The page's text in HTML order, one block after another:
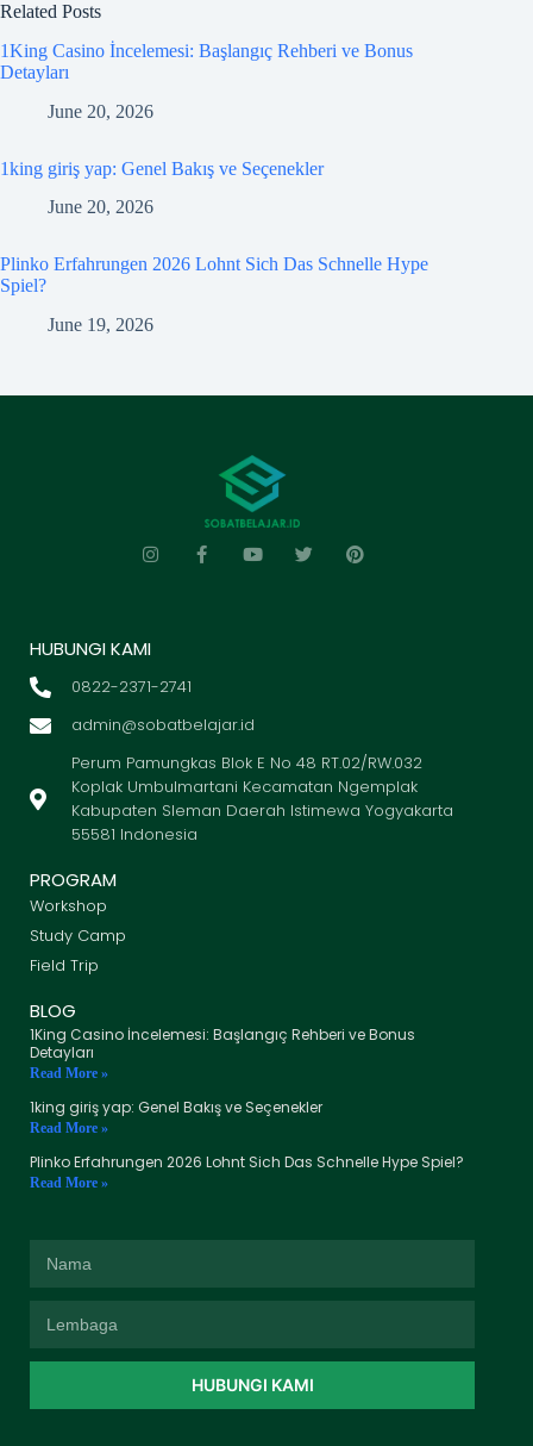
Related Posts
1King Casino İncelemesi: Başlangıç Rehberi ve Bonus
Detayları
June 20, 2026
1king giriş yap: Genel Bakış ve Seçenekler
June 20, 2026
Plinko Erfahrungen 2026 Lohnt Sich Das Schnelle Hype
Spiel?
June 19, 2026
HUBUNGI KAMI
0822-2371-2741
admin@sobatbelajar.id
Perum Pamungkas Blok E No 48 RT.02/RW.032
Koplak Umbulmartani Kecamatan Ngemplak
Kabupaten Sleman Daerah Istimewa Yogyakarta
55581 Indonesia
PROGRAM
Workshop
Study Camp
Field Trip
BLOG
1King Casino İncelemesi: Başlangıç Rehberi ve Bonus
Detayları
Read More »
1king giriş yap: Genel Bakış ve Seçenekler
Read More »
Plinko Erfahrungen 2026 Lohnt Sich Das Schnelle Hype Spiel?
Read More »
HUBUNGI KAMI